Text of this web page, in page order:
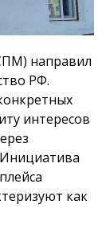
направил
РФ.
интересов
как